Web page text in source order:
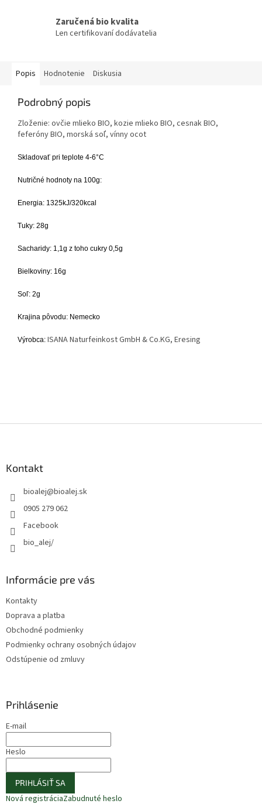
Zaručená bio kvalita
Len certifikovaní dodávatelia
Popis Hodnotenie Diskusia
Podrobný popis
Zloženie: ovčie mlieko BIO, kozie mlieko BIO, cesnak BIO,
feferóny BIO, morská soľ, vínny ocot
Skladovať pri teplote 4-6°C
Nutričné hodnoty na 100g:
Energia: 1325kJ/320kcal
Tuky: 28g
Sacharidy: 1,1g z toho cukry 0,5g
Bielkoviny: 16g
Soľ: 2g
Krajina pôvodu: Nemecko
Výrobca: ISANA Naturfeinkost GmbH & Co.KG, Eresing
Kontakt
bioalej@bioalej.sk
0905 279 062
Facebook
bio_alej/
Informácie pre vás
Kontakty
Doprava a platba
Obchodné podmienky
Podmienky ochrany osobných údajov
Odstúpenie od zmluvy
Prihlásenie
E-mail
Heslo
PRIHLÁSIŤ SA
Nová registráciaZabudnuté heslo